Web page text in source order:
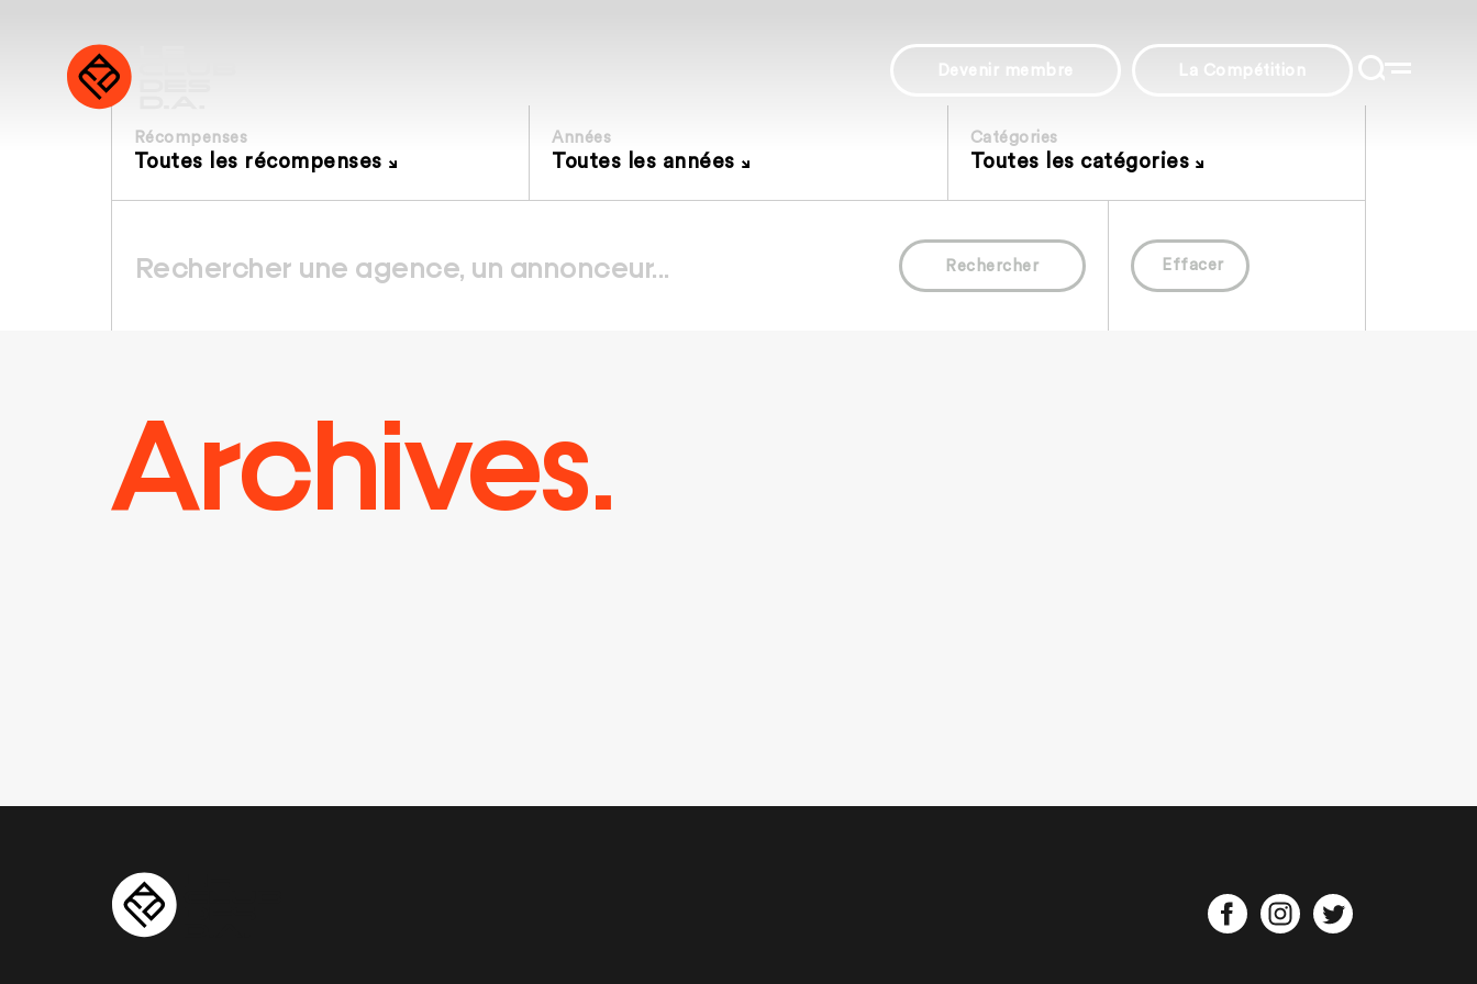
Devenir membre La Compétition
Récompenses
Toutes les récompenses
Années
Toutes les années
Catégories
Toutes les catégories
Rechercher Effacer
Archives.